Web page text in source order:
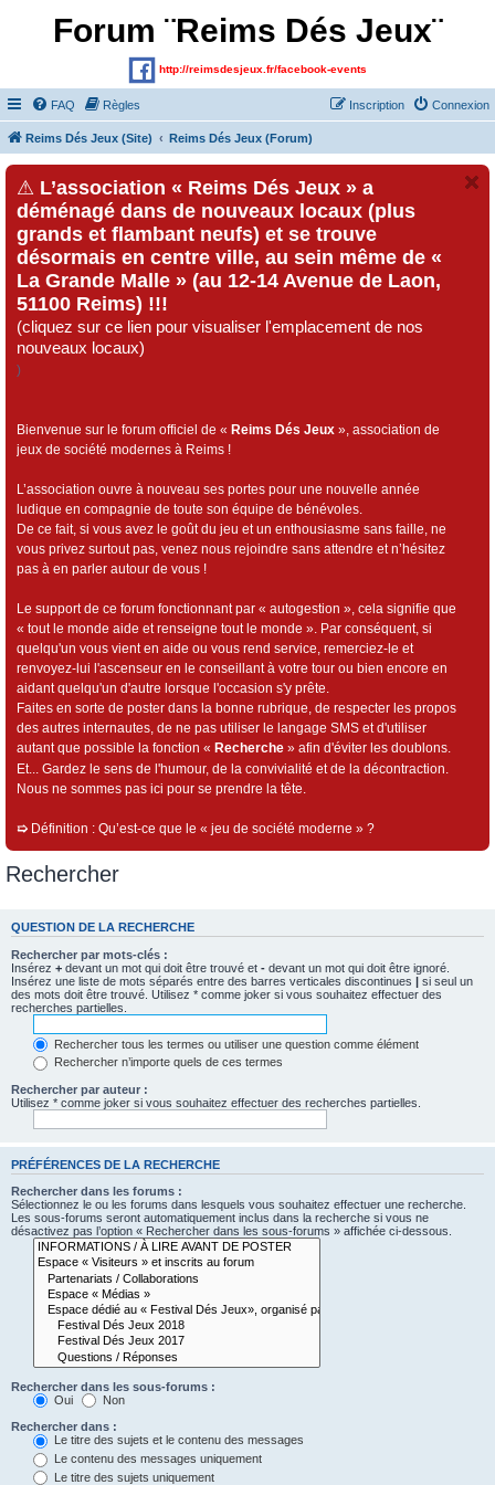
Forum ¨Reims Dés Jeux¨
http://reimsdesjeux.fr/facebook-events
FAQ Règles Connexion
Inscription
Reims Dés Jeux (Site) Reims Dés Jeux (Forum)
⚠ L’association « Reims Dés Jeux » a
déménagé dans de nouveaux locaux (plus
grands et flambant neufs) et se trouve
désormais en centre ville, au sein même de «
La Grande Malle » (au 12-14 Avenue de Laon,
51100 Reims) !!!
(cliquez sur ce lien pour visualiser l'emplacement de nos
nouveaux locaux)
)
Bienvenue sur le forum officiel de « Reims Dés Jeux », association de
jeux de société modernes à Reims !
L’association ouvre à nouveau ses portes pour une nouvelle année
ludique en compagnie de toute son équipe de bénévoles.
De ce fait, si vous avez le goût du jeu et un enthousiasme sans faille, ne
vous privez surtout pas, venez nous rejoindre sans attendre et n’hésitez
pas à en parler autour de vous !
Le support de ce forum fonctionnant par « autogestion », cela signifie que
« tout le monde aide et renseigne tout le monde ». Par conséquent, si
quelqu'un vous vient en aide ou vous rend service, remerciez-le et
renvoyez-lui l'ascenseur en le conseillant à votre tour ou bien encore en
aidant quelqu'un d'autre lorsque l'occasion s'y prête.
Faites en sorte de poster dans la bonne rubrique, de respecter les propos
des autres internautes, de ne pas utiliser le langage SMS et d'utiliser
autant que possible la fonction « Recherche » afin d'éviter les doublons.
Et... Gardez le sens de l'humour, de la convivialité et de la décontraction.
Nous ne sommes pas ici pour se prendre la tête.
➯ Définition : Qu’est-ce que le « jeu de société moderne » ?
Rechercher
QUESTION DE LA RECHERCHE
Rechercher par mots-clés :
Insérez + devant un mot qui doit être trouvé et - devant un mot qui doit être ignoré.
Insérez une liste de mots séparés entre des barres verticales discontinues | si seul un
des mots doit être trouvé. Utilisez * comme joker si vous souhaitez effectuer des
recherches partielles.
Rechercher tous les termes ou utiliser une question comme élément
Rechercher n’importe quels de ces termes
Rechercher par auteur :
Utilisez * comme joker si vous souhaitez effectuer des recherches partielles.
PRÉFÉRENCES DE LA RECHERCHE
Rechercher dans les forums :
Sélectionnez le ou les forums dans lesquels vous souhaitez effectuer une recherche.
Les sous-forums seront automatiquement inclus dans la recherche si vous ne
désactivez pas l’option « Rechercher dans les sous-forums » affichée ci-dessous.
Rechercher dans les sous-forums :
Oui
Non
Rechercher dans :
Le titre des sujets et le contenu des messages
Le contenu des messages uniquement
Le titre des sujets uniquement